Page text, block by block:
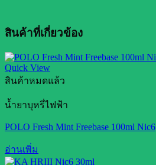
สินค้าที่เกี่ยวข้อง
Quick View
สินค้าหมดแล้ว
น้ำยาบุหรี่ไฟฟ้า
POLO Fresh Mint Freebase 100ml Nic6
อ่านเพิ่ม